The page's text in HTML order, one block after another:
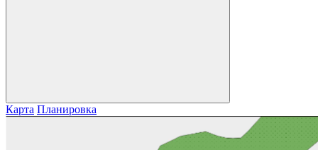
Карта Планировка